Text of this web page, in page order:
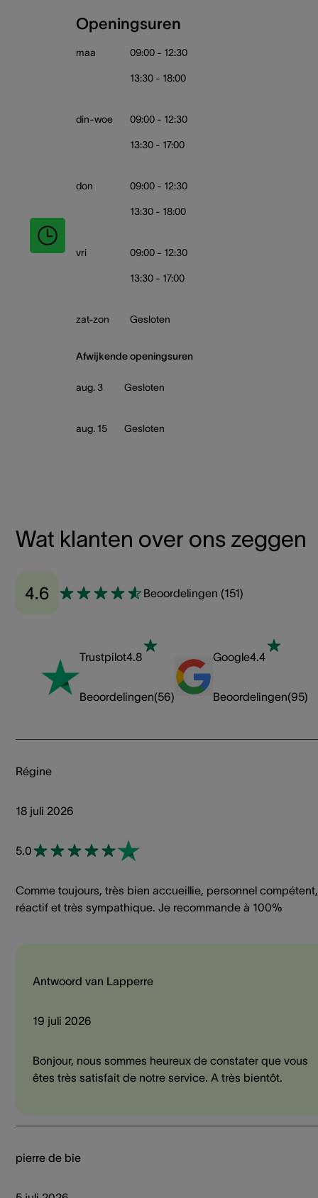
Openingsuren
maa 09:00 - 12:30
13:30 - 18:00
din-woe 09:00 - 12:30
13:30 - 17:00
don 09:00 - 12:30
13:30 - 18:00
vri 09:00 - 12:30
13:30 - 17:00
zat-zon Gesloten
Afwijkende openingsuren
aug. 3 Gesloten
aug. 15 Gesloten
Wat klanten over ons zeggen
4.6 Beoordelingen (151)
Trustpilot4.8
Beoordelingen(56)
Google4.4
Beoordelingen(95)
Régine
18 juli 2026
5.0
Comme toujours, très bien accueillie, personnel compétent,
réactif et très sympathique. Je recommande à 100%
Antwoord van Lapperre
19 juli 2026
Bonjour, nous sommes heureux de constater que vous
êtes très satisfait de notre service. A très bientôt.
pierre de bie